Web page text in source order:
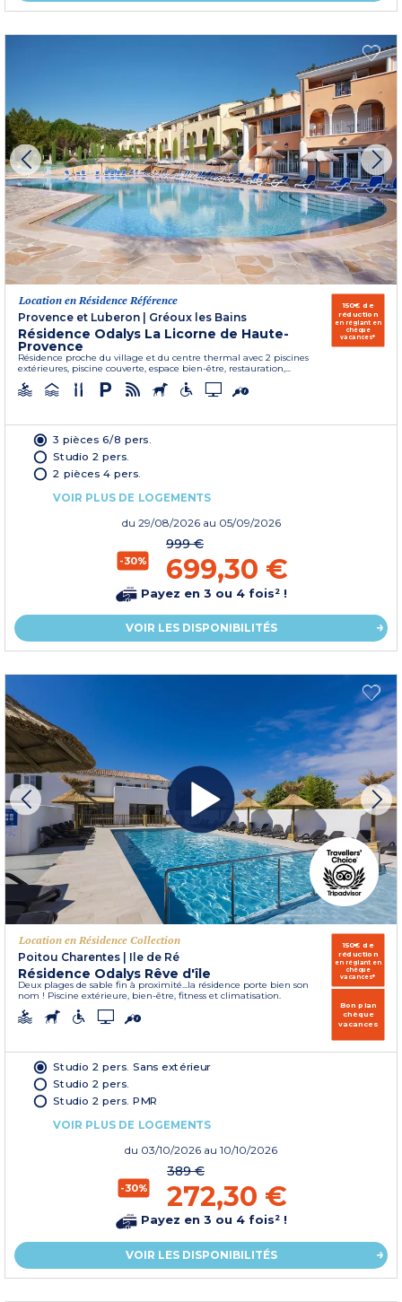
Location en Résidence Référence
Provence et Luberon
Gréoux les Bains
Résidence Odalys La Licorne de Haute-
Provence
Résidence proche du village et du centre thermal avec 2 piscines
extérieures, piscine couverte, espace bien-être, restauration,...
150€ de
réduction
en réglant en
chèque
vacances*
3 pièces 6/8 pers.
Studio 2 pers.
2 pièces 4 pers.
VOIR PLUS DE LOGEMENTS
du 29/08/2026 au 05/09/2026
-30%
999 €
699,30 €
Payez en 3 ou 4 fois² !
VOIR LES DISPONIBILITÉS
Location en Résidence Collection
Poitou Charentes
Ile de Ré
Résidence Odalys Rêve d'île
Deux plages de sable fin à proximité...la résidence porte bien son
nom ! Piscine extérieure, bien-être, fitness et climatisation.
150€ de
réduction
en réglant en
chèque
vacances*
Bon plan
chèque
vacances
Studio 2 pers. Sans extérieur
Studio 2 pers.
Studio 2 pers. PMR
VOIR PLUS DE LOGEMENTS
du 03/10/2026 au 10/10/2026
-30%
389 €
272,30 €
Payez en 3 ou 4 fois² !
VOIR LES DISPONIBILITÉS